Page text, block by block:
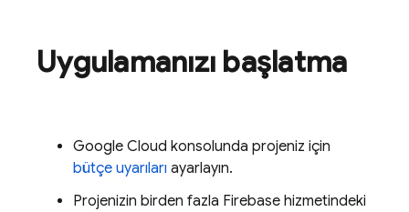
Uygulamanızı başlatma
Google Cloud konsolunda projeniz için
bütçe uyarıları ayarlayın.
Projenizin birden fazla Firebase hizmetindeki